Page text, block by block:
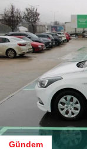
Gündem